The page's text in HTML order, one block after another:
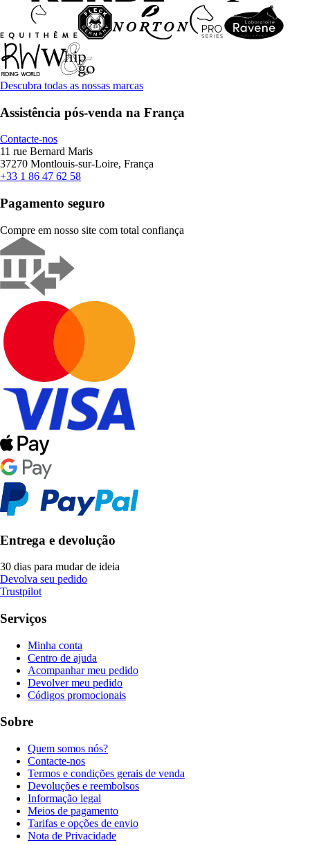
Descubra todas as nossas marcas
Assistência pós-venda na França
Contacte-nos
11 rue Bernard Maris
37270 Montlouis-sur-Loire, França
+33 1 86 47 62 58
Pagamento seguro
Compre em nosso site com total confiança
Entrega e devolução
30 dias para mudar de ideia
Devolva seu pedido
Trustpilot
Serviços
Minha conta
Centro de ajuda
Acompanhar meu pedido
Devolver meu pedido
Códigos promocionais
Sobre
Quem somos nós?
Contacte-nos
Termos e condições gerais de venda
Devoluções e reembolsos
Informação legal
Meios de pagamento
Tarifas e opções de envio
Nota de Privacidade